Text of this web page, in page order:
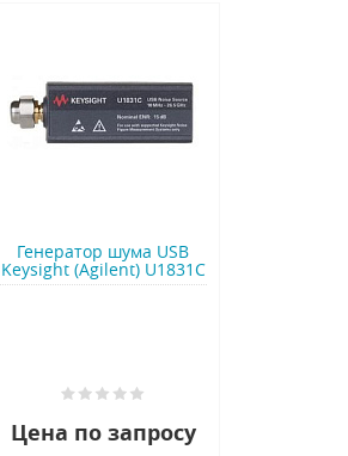
Генератор шума USB
Keysight (Agilent) U1831C
Цена по запросу